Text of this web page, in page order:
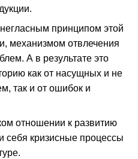
принципом этой
механизмом отвлечения
А в результате это
как от насущных и не
так и от ошибок и
отношении к развитию
себя кризисные процессы